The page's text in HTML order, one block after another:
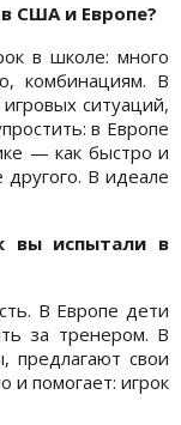
США и Европе?
в школе: много
комбинациям. В
ситуаций,
в Европе
— как быстро и
В идеале
вы испытали в
В Европе дети
за тренером. В
свои
и помогает: игрок